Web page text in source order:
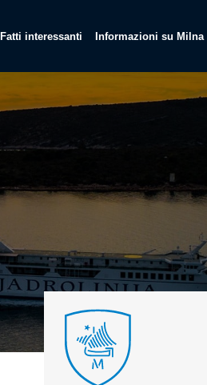
Fatti interessanti Informazioni su Milna